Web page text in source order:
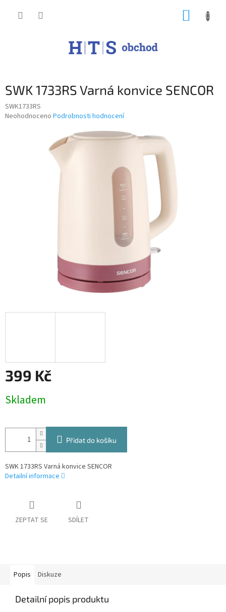
SWK 1733RS Varná konvice SENCOR
SWK1733RS
Průměrné
Neohodnoceno Podrobnosti hodnocení
399 Kč
cena:
Skladem
Přidat do košíku
SWK 1733RS Varná konvice SENCOR
Detailní informace
ZEPTAT SE SDÍLET
Popis Diskuze
Detailní popis produktu